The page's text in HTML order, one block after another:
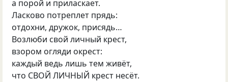
а порой и приласкает.
Ласково потреплет прядь:
отдохни, дружок, присядь…
Возлюби свой личный крест,
взором огляди окрест:
каждый ведь лишь тем живёт,
что СВОЙ ЛИЧНЫЙ крест несёт.